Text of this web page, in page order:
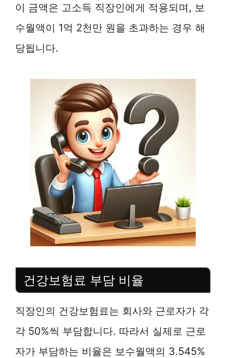
이 금액은 고소득 직장인에게 적용되며, 보
수월액이 1억 2천만 원을 초과하는 경우 해
당됩니다.
건강보험료 부담 비율
직장인의 건강보험료는 회사와 근로자가 각
각 50%씩 부담합니다. 따라서 실제로 근로
자가 부담하는 비율은 보수월액의 3.545%